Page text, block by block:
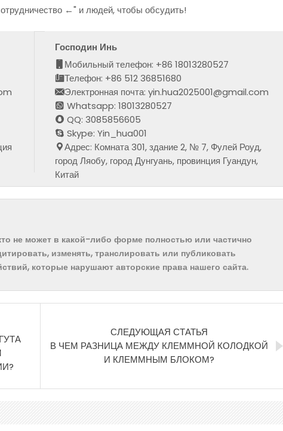
←" и людей, чтобы обсудить!
Господин Инь
Мобильный телефон: +86 18013280527
Телефон: +86 512 36851680
Электронная почта: yin.hua2025001@gmail.com
Whatsapp: 18013280527
QQ: 3085856605
Skype: Yin_hua001
Адрес: Комната 301, здание 2, № 7, Фулей Роуд,
город Ляобу, город Дунгуань, провинция Гуандун,
Китай
не может в какой-либо форме полностью или частично
изменять, транслировать или публиковать
которые нарушают авторские права нашего сайта.
СЛЕДУЮЩАЯ СТАТЬЯ
В ЧЕМ РАЗНИЦА МЕЖДУ КЛЕММНОЙ КОЛОДКОЙ
И КЛЕММНЫМ БЛОКОМ?